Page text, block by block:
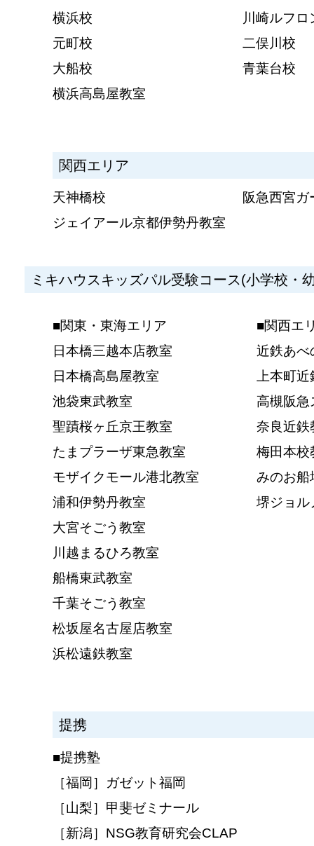
横浜校
川崎ルフロ
元町校
二俣川校
大船校
青葉台校
横浜高島屋教室
関西エリア
天神橋校
阪急西宮ガ
ジェイアール京都伊勢丹教室
ミキハウスキッズパル受験コース(小学校・
■関東・東海エリア
日本橋三越本店教室
日本橋高島屋教室
池袋東武教室
聖蹟桜ヶ丘京王教室
たまプラーザ東急教室
モザイクモール港北教室
浦和伊勢丹教室
大宮そごう教室
川越まるひろ教室
船橋東武教室
千葉そごう教室
松坂屋名古屋店教室
浜松遠鉄教室
■関西エ
近鉄あべ
上本町
高槻阪急
奈良近鉄
梅田本校
みのお船
堺ジョル
提携
■提携塾
［福岡］ガゼット福岡
［山梨］甲斐ゼミナール
［新潟］NSG教育研究会CLAP